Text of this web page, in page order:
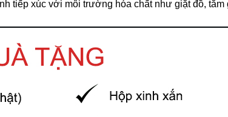
tiếp xúc với môi trường hóa chất như giặt đồ, tắm